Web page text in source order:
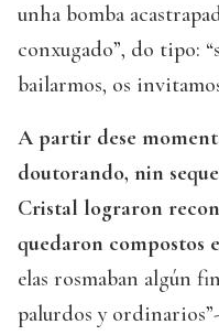
unha bomba
conxugado”, do tipo:
bailarmos, os
A partir dese
doutorando, nin
Cristal lograron
quedaron compostos
elas rosmaban algún
palurdos y